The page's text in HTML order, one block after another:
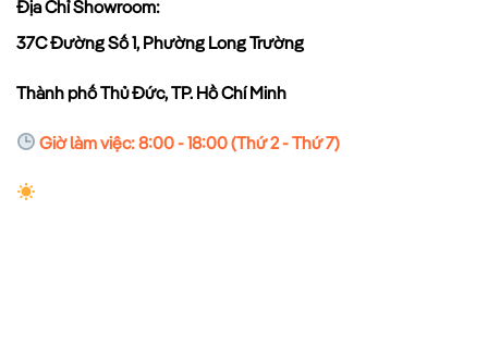
Địa Chỉ Showroom:
37C Đường Số 1, Phường Long Trường
Thành phố Thủ Đức, TP. Hồ Chí Minh
Giờ làm việc: 8:00 - 18:00 (Thứ 2 - Thứ 7)